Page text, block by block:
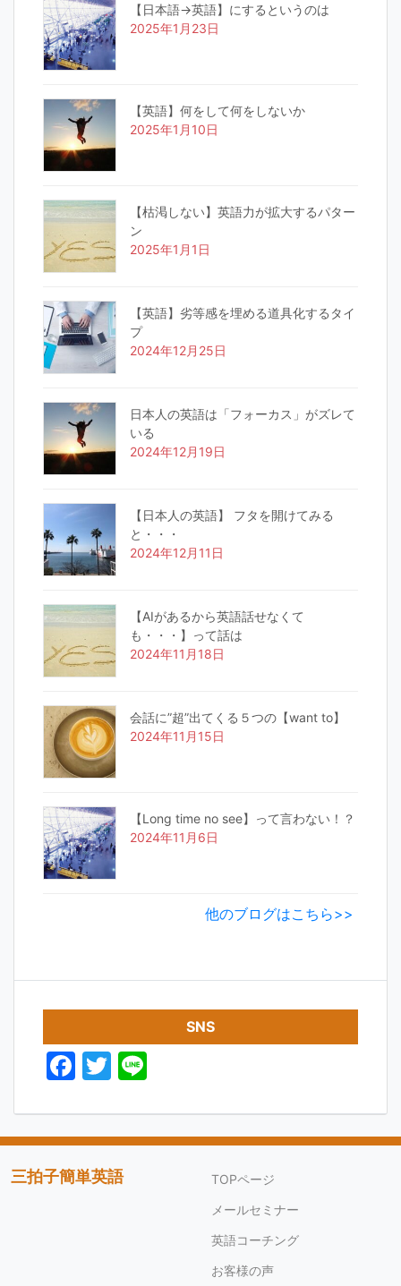
【日本語→英語】にするというのは
2025年1月23日
【英語】何をして何をしないか
2025年1月10日
【枯渇しない】英語力が拡大するパター
ン
2025年1月1日
【英語】劣等感を埋める道具化するタイ
プ
2024年12月25日
日本人の英語は「フォーカス」がズレて
いる
2024年12月19日
【日本人の英語】 フタを開けてみる
と・・・
2024年12月11日
【AIがあるから英語話せなくて
も・・・】って話は
2024年11月18日
会話に”超”出てくる５つの【want to】
2024年11月15日
【Long time no see】って言わない！？
2024年11月6日
他のブログはこちら>>
SNS
F
c
e
b
T
itt
er
e
三拍子簡単英語
TOPページ
メールセミナー
英語コーチング
お客様の声